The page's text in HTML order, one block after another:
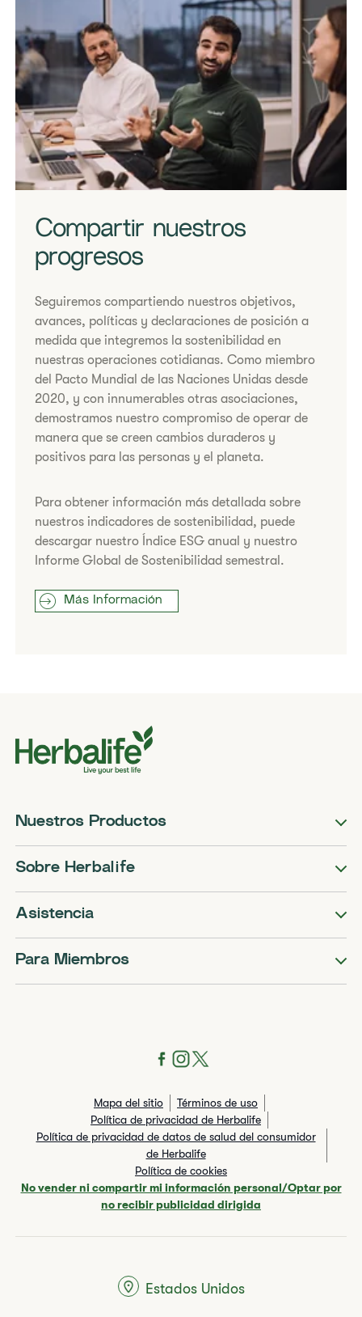
Compartir nuestros
progresos
Seguiremos compartiendo nuestros objetivos,
avances, políticas y declaraciones de posición a
medida que integremos la sostenibilidad en
nuestras operaciones cotidianas. Como miembro
del Pacto Mundial de las Naciones Unidas desde
2020, y con innumerables otras asociaciones,
demostramos nuestro compromiso de operar de
manera que se creen cambios duraderos y
positivos para las personas y el planeta.
Para obtener información más detallada sobre
nuestros indicadores de sostenibilidad, puede
descargar nuestro Índice ESG anual y nuestro
Informe Global de Sostenibilidad semestral.
Más Información
Nuestros Productos
Sobre Herbalife
Asistencia
Para Miembros
Mapa del sitio
Términos de uso
Política de privacidad de Herbalife
Política de privacidad de datos de salud del consumidor
de Herbalife
Política de cookies
No vender ni compartir mi información personal/Optar por
no recibir publicidad dirigida
Estados Unidos